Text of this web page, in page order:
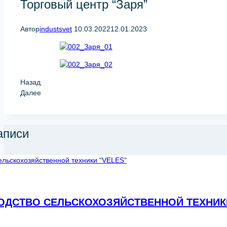
Торговый центр “Заря”
Авторindustsvet 10.03.202212.01.2023
Назад
Далее
СЕЛЬСКОХОЗЯЙСТВЕННОЙ ТЕХНИКИ